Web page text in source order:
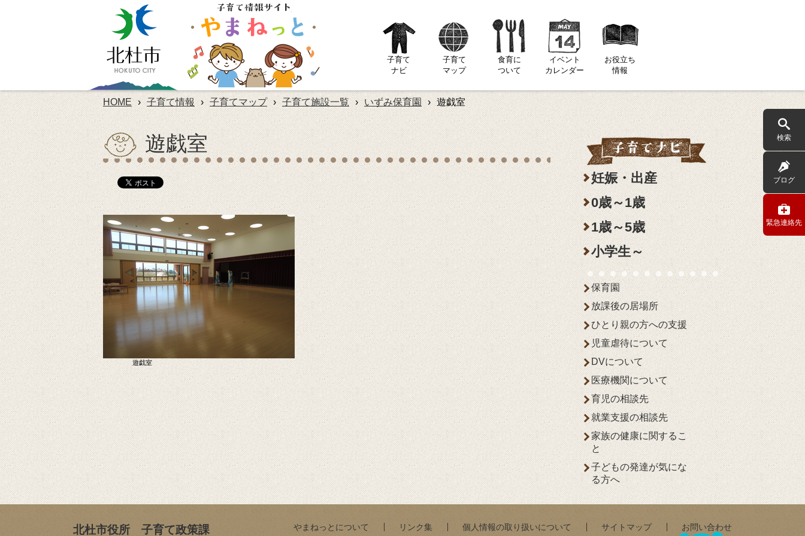
子育て
ナビ
子育て
マップ
食育に
ついて
イベント
カレンダー
お役立ち
情報
HOME › 子育て情報 › 子育てマップ › 子育て施設一覧 › いずみ保育園 › 遊戯室
検索
ブログ
緊急連絡先
遊戯室
遊戯室
妊娠・出産
0歳～1歳
1歳～5歳
小学生～
保育園
放課後の居場所
ひとり親の方への支援
児童虐待について
DVについて
医療機関について
育児の相談先
就業支援の相談先
家族の健康に関するこ
と
子どもの発達が気にな
る方へ
やまねっとについて リンク集 個人情報の取り扱いについて サイトマップ お問い合わせ
北杜市役所 子育て政策課